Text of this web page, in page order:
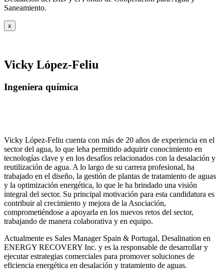
Saneamiento.
x
Vicky López-Feliu
Ingeniera química
Vicky López-Feliu cuenta con más de 20 años de experiencia en el
sector del agua, lo que leha permitido adquirir conocimiento en
tecnologías clave y en los desafíos relacionados con la desalación y
reutilización de agua. A lo largo de su carrera profesional, ha
trabajado en el diseño, la gestión de plantas de tratamiento de aguas
y la optimización energética, lo que le ha brindado una visión
integral del sector. Su principal motivación para esta candidatura es
contribuir al crecimiento y mejora de la Asociación,
comprometiéndose a apoyarla en los nuevos retos del sector,
trabajando de manera colaborativa y en equipo.
Actualmente es Sales Manager Spain & Portugal, Desalination en
ENERGY RECOVERY Inc. y es la responsable de desarrollar y
ejecutar estrategias comerciales para promover soluciones de
eficiencia energética en desalación y tratamiento de aguas.